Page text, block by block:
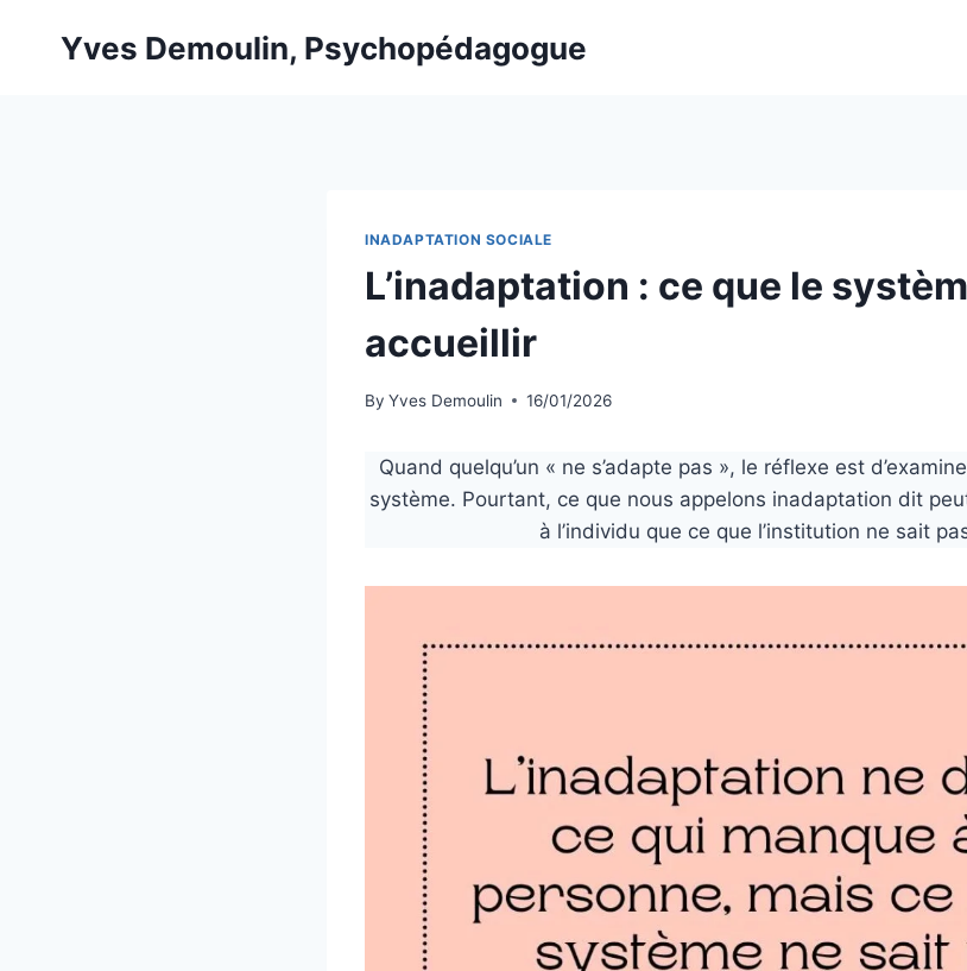
Yves Demoulin, Psychopédagogue
INADAPTATION SOCIALE
L’inadaptation : ce que le
accueillir
By Yves Demoulin 16/01/2026
Quand quelqu’un « ne s’adapte pas », le réflexe est
système. Pourtant, ce que nous appelons inadaptation dit
à l’individu que ce que l’institution ne sait